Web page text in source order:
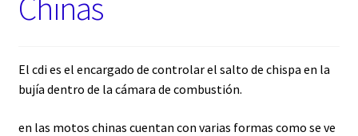
Chinas
El cdi es el encargado de controlar el salto de chispa en la
bujía dentro de la cámara de combustión.
en las motos chinas cuentan con varias formas como se ve